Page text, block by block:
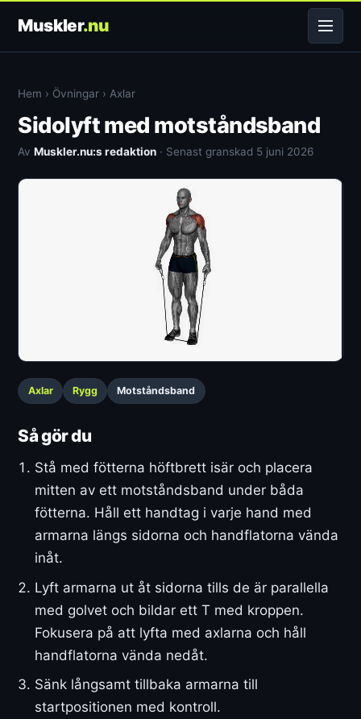
Muskler.nu
Hem › Övningar › Axlar
Sidolyft med motståndsband
AvMuskler.nu:s redaktion · Senast granskad 5 juni 2026
Axlar Rygg Motståndsband
Så gör du
Stå med fötterna höftbrett isär och placera
mitten av ett motståndsband under båda
fötterna. Håll ett handtag i varje hand med
armarna längs sidorna och handflatorna vända
inåt.
Lyft armarna ut åt sidorna tills de är parallella
med golvet och bildar ett T med kroppen.
Fokusera på att lyfta med axlarna och håll
handflatorna vända nedåt.
Sänk långsamt tillbaka armarna till
startpositionen med kontroll.